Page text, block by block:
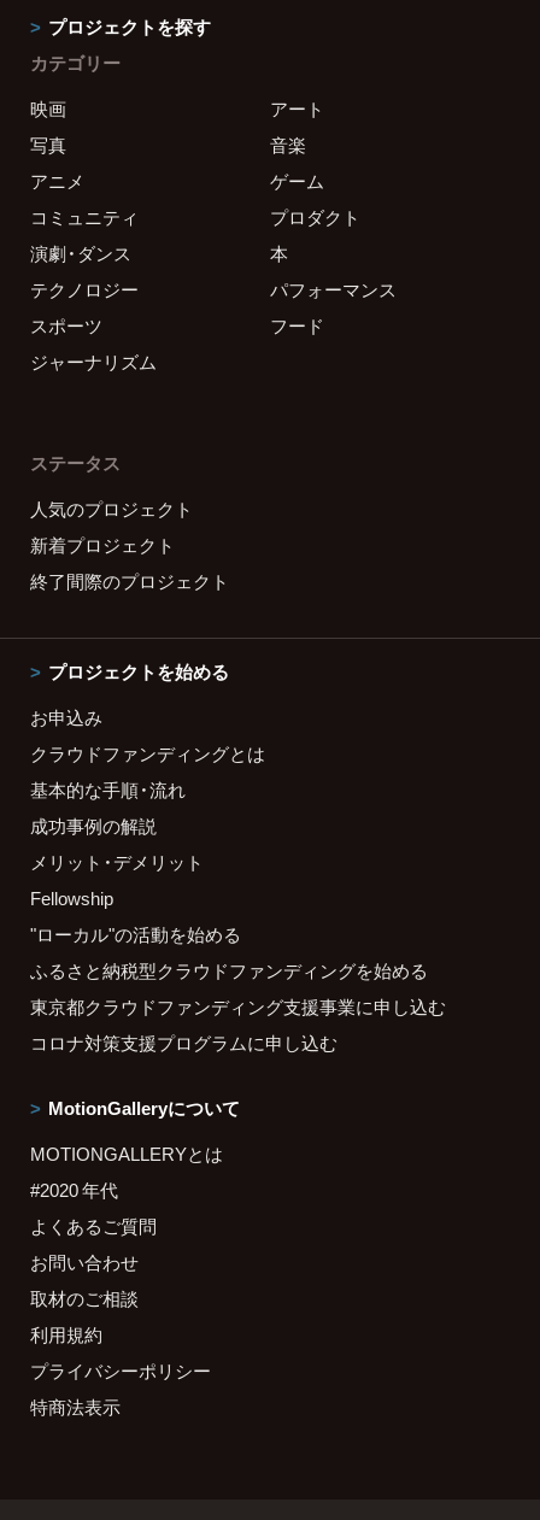
プロジェクトを探す
カテゴリー
映画
アート
写真
音楽
アニメ
ゲーム
コミュニティ
プロダクト
演劇・ダンス
本
テクノロジー
パフォーマンス
スポーツ
フード
ジャーナリズム
ステータス
人気のプロジェクト
新着プロジェクト
終了間際のプロジェクト
プロジェクトを始める
お申込み
クラウドファンディングとは
基本的な手順・流れ
成功事例の解説
メリット・デメリット
Fellowship
"ローカル"の活動を始める
ふるさと納税型クラウドファンディングを始める
東京都クラウドファンディング支援事業に申し込む
コロナ対策支援プログラムに申し込む
MotionGalleryについて
MOTIONGALLERYとは
#2020 年代
よくあるご質問
お問い合わせ
取材のご相談
利用規約
プライバシーポリシー
特商法表示